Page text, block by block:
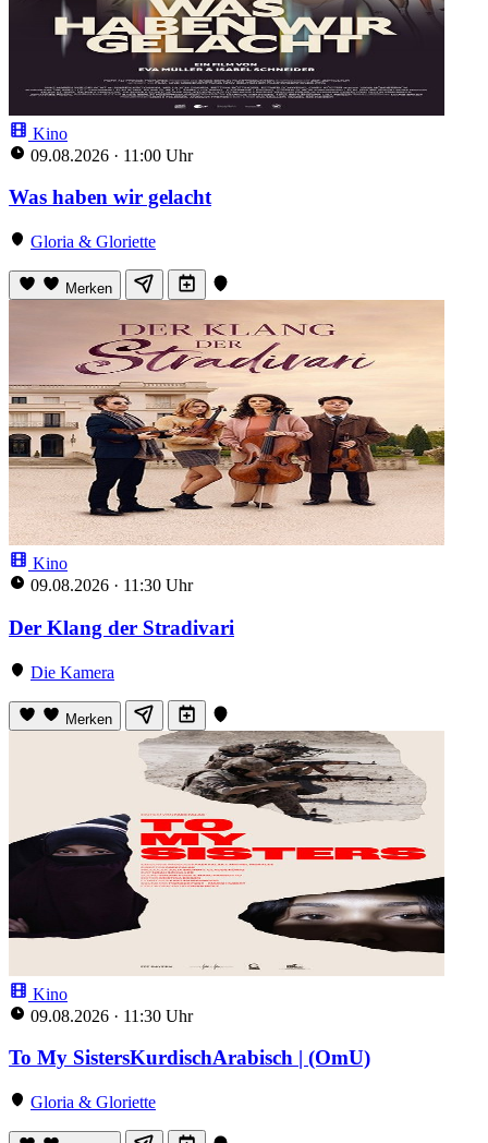
Kino
09.08.2026 · 11:00 Uhr
Was haben wir gelacht
Gloria & Gloriette
Merken
Kino
09.08.2026 · 11:30 Uhr
Der Klang der Stradivari
Die Kamera
Merken
Kino
09.08.2026 · 11:30 Uhr
To My SistersKurdischArabisch | (OmU)
Gloria & Gloriette